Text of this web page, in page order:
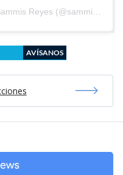
AVÍSANOS